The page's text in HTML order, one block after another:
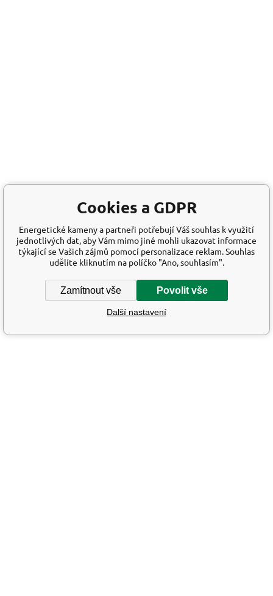
Cookies a GDPR
Energetické kameny a partneři potřebují Váš souhlas k využití
jednotlivých dat, aby Vám mimo jiné mohli ukazovat informace
týkající se Vašich zájmů pomocí personalizace reklam. Souhlas
udělíte kliknutím na políčko "Ano, souhlasím".
Zamítnout vše Povolit vše
Další nastavení